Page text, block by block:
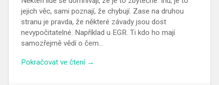
jejich věc, sami poznají, že chybují. Zase na druhou
stranu je pravda, že některé závady jsou dost
nevypočitatelné. Například u EGR. Ti kdo ho mají
samozřejmě vědí o čem…
Pokračovat ve čtení →